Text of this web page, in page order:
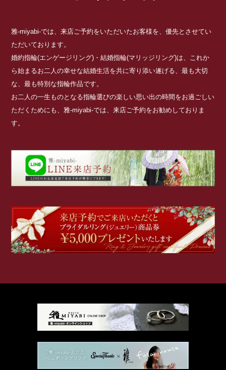
雅-miyabi-では、来店ご予約をいただいたお客様を、優先とさせてい
ただいております。
婚約指輪(エンゲージリング)・結婚指輪(マリッジリング)は、これか
ら始まるお二人の幸せな結婚生活を共に寄り添い遂げる、最も大切
な、最も特別な指輪作品です。
お二人の一生ものとなる指輪選びの楽しい思い出の時間をお過ごしい
ただくためにも、雅-miyabi-では、来店ご予約をお勧めしておりま
す。